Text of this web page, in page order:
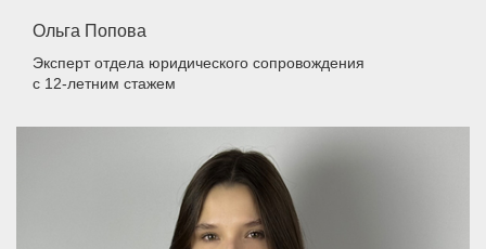
Ольга Попова
Эксперт отдела юридического сопровождения
с 12-летним стажем